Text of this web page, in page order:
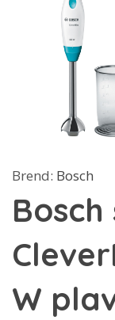
Brend: Bosch
W